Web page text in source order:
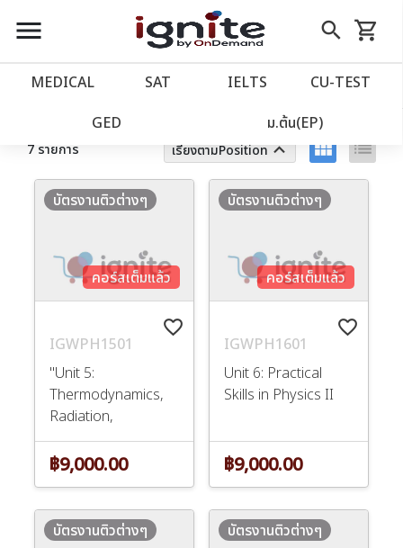
close
account_balance หน้าแรก
เว็บไซต์อิกไนท์
local_offer โปรโมชั่น
เข้าสู่ระบบ
ลงทะเบียน
menu search
Skip
to
shopping_cart
รถเข็น
MEDICAL SAT IELTS CU‑TEST
GED ม.ต้น(EP)
ตัวกรอง ล้างทั้งหมด
7 รายการ เรียงตามPositionkeyboard_arrow_up view_module list
favorite_border
IGWPH1501
"Unit 5:
Thermodynamics,
Radiation,
Oscillations a
คอร์สเต็มแล้ว
บัตรงานติวต่างๆ
฿9,000.00
favorite_border
IGWPH1601
Unit 6: Practical
Skills in Physics II
คอร์สเต็มแล้ว
บัตรงานติวต่างๆ
฿9,000.00
บัตรงานติวต่างๆ บัตรงานติวต่างๆ